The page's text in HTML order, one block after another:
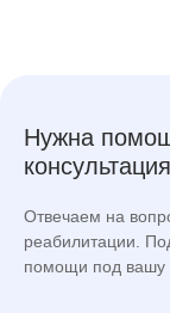
Нужна
Отвечаем на
реабилитации.
помощи под вашу